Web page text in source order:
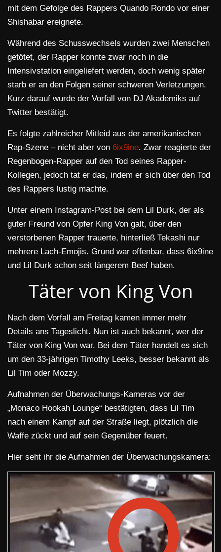
mit dem Gefolge des Rappers Quando Rondo vor einer
Shishabar ereignete.
Während des Schusswechsels wurden zwei Menschen
getötet, der Rapper konnte zwar noch in die
Intensivstation eingeliefert werden, doch wenig später
starb er an den Folgen seiner schweren Verletzungen.
Kurz darauf wurde der Vorfall von DJ Akademiks auf
Twitter bestätigt.
Es folgte zahlreicher Mitleid aus der amerikanischen
Rap-Szene – nicht aber von 6ix9ine. Zwar reagierte der
Regenbogen-Rapper auf den Tod seines Rapper-
Kollegen, jedoch tat er das, indem er sich über den Tod
des Rappers lustig machte.
Unter einem Instagram-Post bei dem Lil Durk, der als
guter Freund von Opfer King Von galt, über den
verstorbenen Rapper trauerte, hinterließ Tekashi nur
mehrere Lach-Emojis. Grund war offenbar, dass 6ix9ine
und Lil Durk schon seit längerem Beef haben.
Täter von King Von
Nach dem Vorfall am Freitag kamen immer mehr
Details ans Tageslicht. Nun ist auch bekannt, wer der
Täter von King Von war. Bei dem Täter handelt es sich
um den 33-jährigen Timothy Leeks, besser bekannt als
Lil Tim oder Mozzy.
Aufnahmen der Überwachungs-Kameras vor der
„Monaco Hookah Lounge“ bestätigten, dass Lil Tim
nach einem Kampf auf der Straße liegt, plötzlich die
Waffe zückt und auf sein Gegenüber feuert.
Hier seht ihr die Aufnahmen der Überwachungskamera: